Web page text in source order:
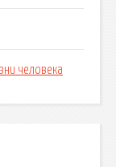
человека